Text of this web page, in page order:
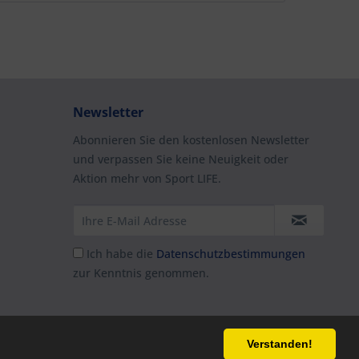
Verstanden!
Newsletter
Abonnieren Sie den kostenlosen Newsletter
und verpassen Sie keine Neuigkeit oder
Aktion mehr von Sport LIFE.
Ich habe die Datenschutzbestimmungen
zur Kenntnis genommen.
anders beschrieben